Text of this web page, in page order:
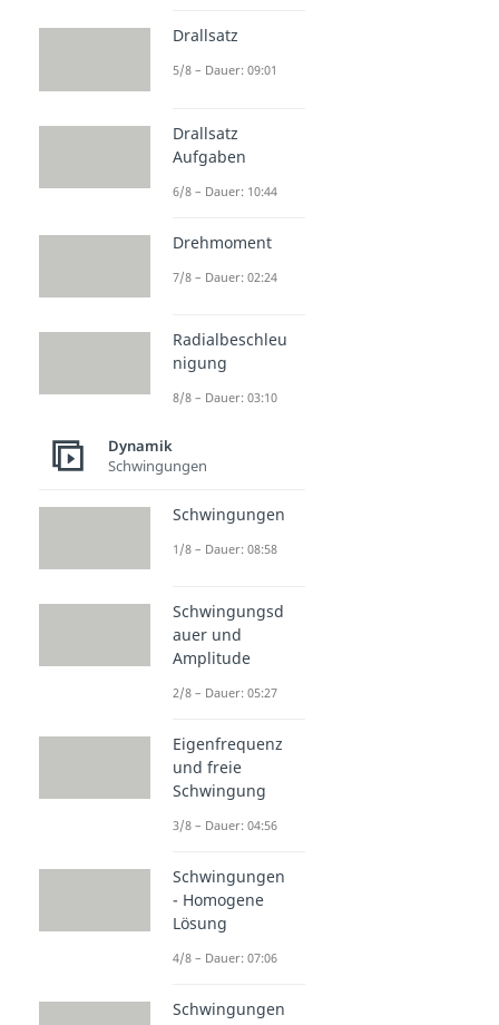
Drallsatz
5/8 – Dauer: 09:01
Drallsatz
Aufgaben
6/8 – Dauer: 10:44
Drehmoment
7/8 – Dauer: 02:24
Radialbeschleu
nigung
8/8 – Dauer: 03:10
Dynamik
Schwingungen
Schwingungen
1/8 – Dauer: 08:58
Schwingungsd
auer und
Amplitude
2/8 – Dauer: 05:27
Eigenfrequenz
und freie
Schwingung
3/8 – Dauer: 04:56
Schwingungen
- Homogene
Lösung
4/8 – Dauer: 07:06
Schwingungen